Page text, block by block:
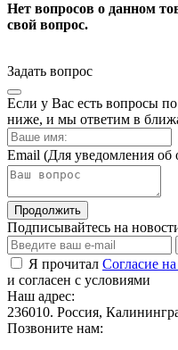
Нет вопросов о данном
свой вопрос.
Задать вопрос
Если у Вас есть вопросы
ниже, и мы ответим в
Email (Для уведомления об
Продолжить
Подписывайтесь на
Я прочитал Согласие
и согласен с условиями
Наш адрес:
236010. Россия,
Позвоните нам: